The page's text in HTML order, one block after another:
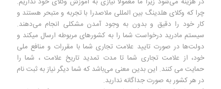
چرا که وکلای هلدینگ بین المللی ملاصدرا با تجربه و متبحر هستند و
کار خود را دقیق و بدون به وجود آمدن مشکلی انجام می‌دهند.
سیستم مادرید درخواست شما را به کشورهای مربوطه ارسال میکند و
دولت‌ها در صورت تایید علامت تجاری شما با مقررات و منافع ملی
خود، از علامت تجاری شما تا مدت تمدید تاریخ علامت ، شما را
حمایت می کنند. این بدین معنی می‌باشد که شما دیگر نیاز به ثبت نام
در هر کشور به صورت جداگانه ندارید.